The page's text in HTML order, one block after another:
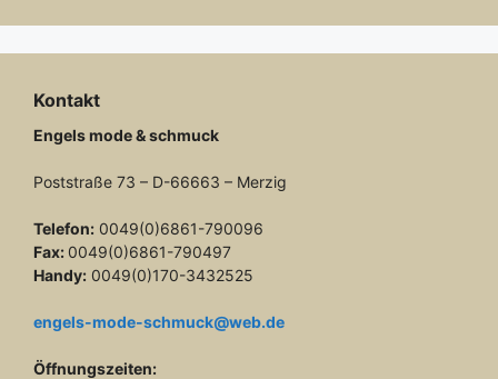
Kontakt
Engels mode & schmuck
Poststraße 73 – D-66663 – Merzig
Telefon: 0049(0)6861-790096
Fax: 0049(0)6861-790497
Handy: 0049(0)170-3432525
engels-mode-schmuck@web.de
Öffnungszeiten: